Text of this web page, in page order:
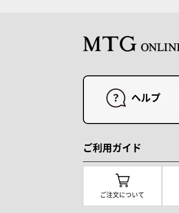
ヘルプ
ご利用ガイド
ご注文について